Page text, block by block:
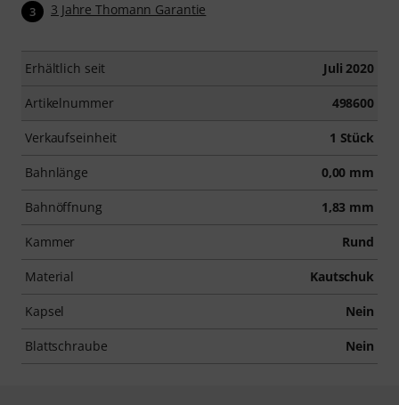
3 3 Jahre Thomann Garantie
Erhältlich seit Juli 2020
Artikelnummer 498600
Verkaufseinheit 1 Stück
Bahnlänge 0,00 mm
Bahnöffnung 1,83 mm
Kammer Rund
Material Kautschuk
Kapsel Nein
Blattschraube Nein